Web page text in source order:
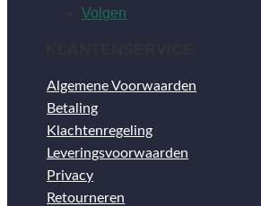
Volgen
Algemene Voorwaarden
Betaling
Klachtenregeling
Leveringsvoorwaarden
Privacy
Retourneren